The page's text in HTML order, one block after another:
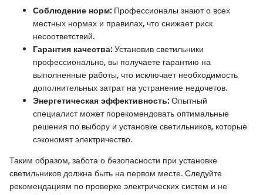
Соблюдение норм:Профессионалы знают о всех
местных нормах и правилах, что снижает риск
несоответствий.
Гарантия качества:Установив светильники
профессионально, вы получаете гарантию на
выполненные работы, что исключает необходимость
дополнительных затрат на устранение недочетов.
Энергетическая эффективность:Опытный
специалист может порекомендовать оптимальные
решения по выбору и установке светильников, которые
сэкономят электричество.
Таким образом, забота о безопасности при установке
светильников должна быть на первом месте. Следуйте
рекомендациям по проверке электрических систем и не